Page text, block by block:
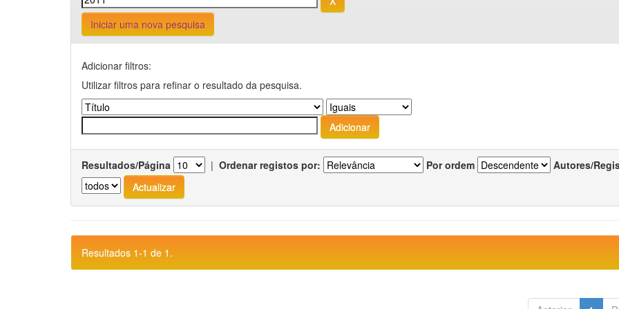
Iniciar uma nova pesquisa
Adicionar filtros:
Utilizar filtros para refinar o resultado da pesquisa.
Resultados/Página | Ordenar registos por: Por ordem Autores/
Resultados 1-1 de 1.